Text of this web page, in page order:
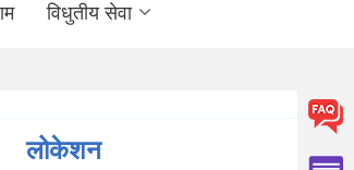
विधुतीय सेवा
लोकेशन